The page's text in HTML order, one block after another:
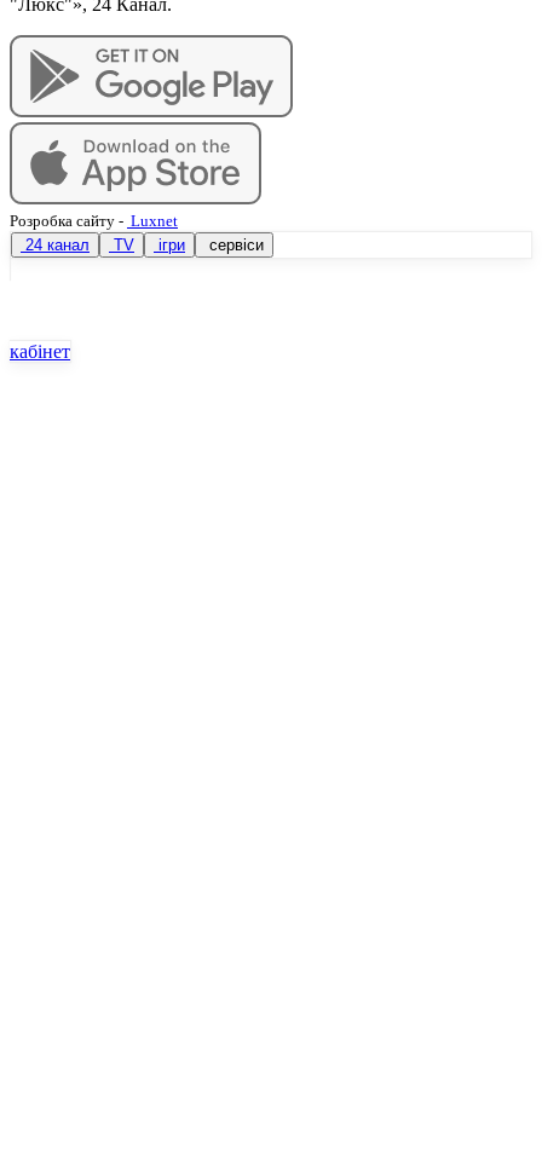
"Люкс"», 24 Канал.
Розробка сайту - Luxnet
24 канал
TV ігри сервіси
кабінет